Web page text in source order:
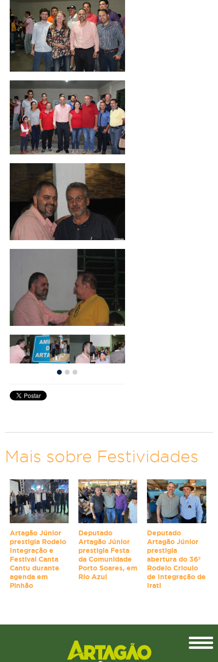
Mais sobre Festividades
Artagão Júnior
prestigia Rodeio
Integração e
Festival Canta
Cantu durante
agenda em
Pinhão
Deputado
Artagão Júnior
prestigia Festa
da Comunidade
Porto Soares, em
Rio Azul
Deputado
Artagão Júnior
prestigia
abertura do 36º
Rodeio Crioulo
de Integração de
Irati